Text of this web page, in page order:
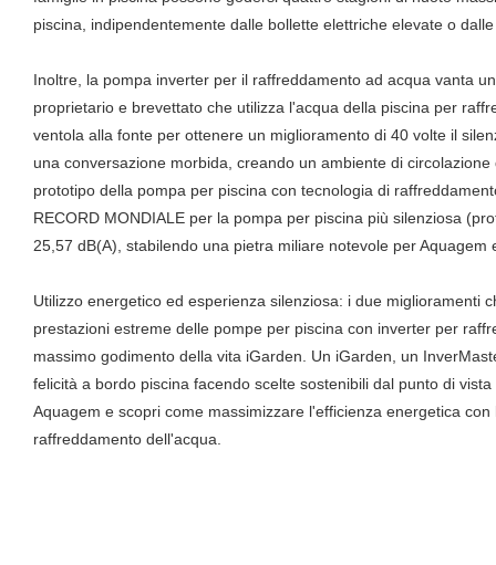
piscina, indipendentemente dalle bollette elettriche elevate o
Inoltre, la pompa inverter per il raffreddamento ad acqua vanta
proprietario e brevettato che utilizza l'acqua della piscina per
ventola alla fonte per ottenere un miglioramento di 40 volte il
una conversazione morbida, creando un ambiente di
prototipo della pompa per piscina con tecnologia di
RECORD MONDIALE per la pompa per piscina più silenziosa
25,57 dB(A), stabilendo una pietra miliare notevole per Aquagem
Utilizzo energetico ed esperienza silenziosa: i due miglioramenti
prestazioni estreme delle pompe per piscina con inverter per
massimo godimento della vita iGarden. Un iGarden, un
felicità a bordo piscina facendo scelte sostenibili dal punto di
Aquagem e scopri come massimizzare l'efficienza energetica
raffreddamento dell'acqua.